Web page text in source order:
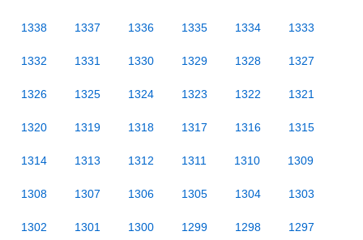
1338 1337 1336 1335 1334 1333
1332 1331 1330 1329 1328 1327
1326 1325 1324 1323 1322 1321
1320 1319 1318 1317 1316 1315
1314 1313 1312 1311 1310 1309
1308 1307 1306 1305 1304 1303
1302 1301 1300 1299 1298 1297